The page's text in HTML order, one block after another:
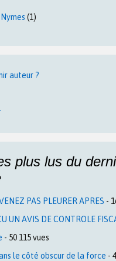
(1)
auteur ?
plus lus du
PAS PLEURER APRES -
UN AVIS DE CONTROLE
- 50 115 vues
le côté obscur de la force -